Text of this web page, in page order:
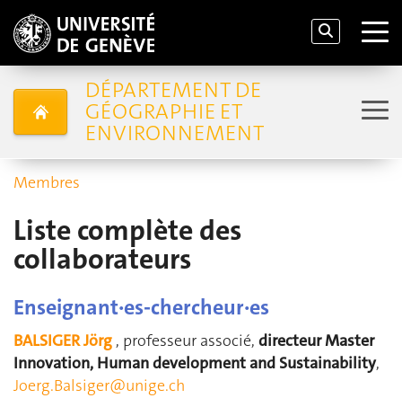
DÉPARTEMENT DE
GÉOGRAPHIE ET
ENVIRONNEMENT
Membres
Liste complète des
collaborateurs
Enseignant·es-chercheur·es
BALSIGER Jörg , professeur associé, directeur Master
Innovation, Human development and Sustainability,
Joerg.Balsiger@unige.ch